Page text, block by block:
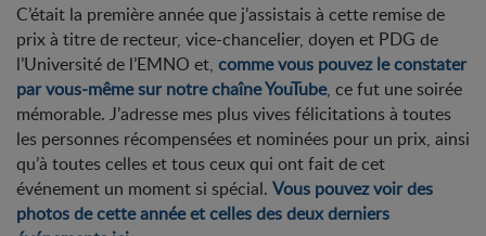
C’était la première année que j’assistais à cette remise de
prix à titre de recteur, vice-chancelier, doyen et PDG de
l’Université de l’EMNO et, comme vous pouvez le constater
par vous-même sur notre chaîne YouTube, ce fut une soirée
mémorable. J’adresse mes plus vives félicitations à toutes
les personnes récompensées et nominées pour un prix, ainsi
qu’à toutes celles et tous ceux qui ont fait de cet
événement un moment si spécial. Vous pouvez voir des
photos de cette année et celles des deux derniers